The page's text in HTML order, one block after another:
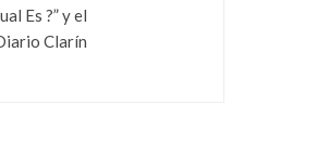
Es ?” y el
Clarín